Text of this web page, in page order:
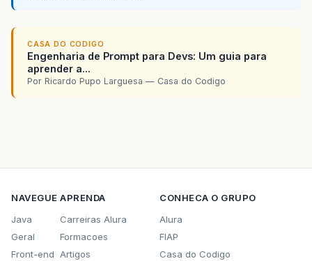
CASA DO CODIGO
Engenharia de Prompt para Devs: Um guia para
aprender a...
Por Ricardo Pupo Larguesa — Casa do Codigo
NAVEGUE
Java
Geral
Front-end
APRENDA
Carreiras Alura
Formacoes
Artigos
CONHECA O GRUPO
Alura
FIAP
Casa do Codigo